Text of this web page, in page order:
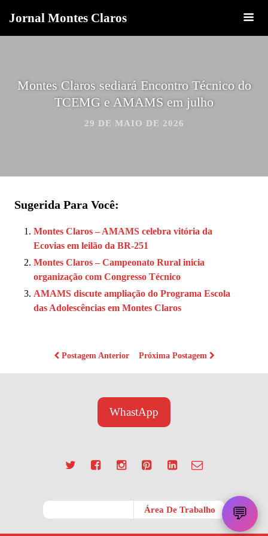
Jornal Montes Claros
Montes Claros sediará Encontro Técnico do
TCEMG e AMAMS em julho
29 DE MAIO DE 2026
Sugerida Para Você:
Montes Claros – AMAMS celebra vitória da
Ecovias em leilão da BR-251
Montes Claros – Campeonato Rural inicia
organização com Congresso Técnico
AMAMS discute ampliação do Programa Escola
das Adolescências em Montes Claros
Postagem Anterior Próxima Postagem
WhastApp
💬
Área De Trabalho